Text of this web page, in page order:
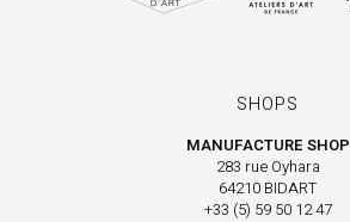
SHOPS
MANUFACTURE SHOP
283 rue Oyhara
64210 BIDART
+33 (5) 59 50 12 47